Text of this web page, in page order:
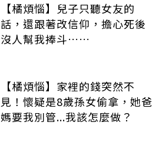
【橘煩惱】兒子只聽女友的
話，還跟著改信仰，擔心死後
沒人幫我捧斗……
【橘煩惱】家裡的錢突然不
見！懷疑是8歲孫女偷拿，她爸
媽要我別管...我該怎麼做？